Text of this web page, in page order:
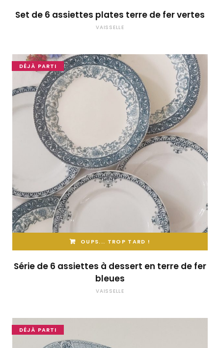
Set de 6 assiettes plates terre de fer vertes
VAISSELLE
DÉJÀ PARTI
OUPS... TROP TARD !
Série de 6 assiettes à dessert en terre de fer
bleues
VAISSELLE
DÉJÀ PARTI